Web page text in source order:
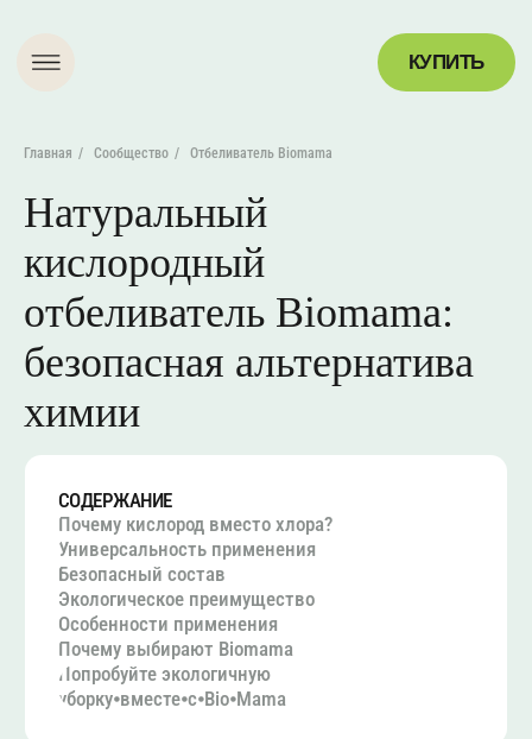
Главная / Сообщество / Отбеливатель Biomama
Натуральный
кислородный
отбеливатель Biomama:
безопасная альтернатива
химии
СОДЕРЖАНИЕ
Почему кислород вместо хлора?
Безопасный состав
Экологическое преимущество
уборку⦁вместе⦁с⦁Bio⦁Mama